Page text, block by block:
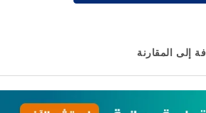
إلى المقارنة